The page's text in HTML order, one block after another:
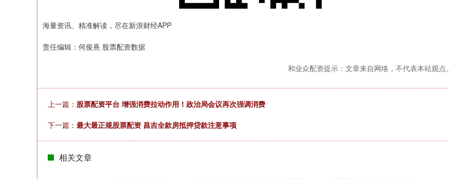
海量资讯、精准解读，尽在新浪财经APP
责任编辑：何俊熹 股票配资数据
和业众配资提示：文章来自网络，不代表本站观点。
上一篇： 股票配资平台 增强消费拉动作用！政治局会议再次强调消费
下一篇： 最大最正规股票配资 昌吉全款房抵押贷款注意事项
相关文章